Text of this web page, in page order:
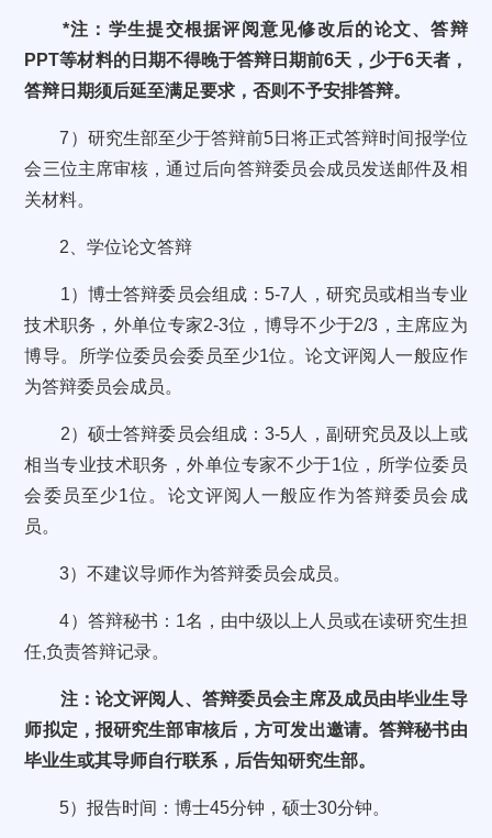
*注：学生提交根据评阅意见修改后的论文、答辩
PPT等材料的日期不得晚于答辩日期前6天，少于6天者，
答辩日期须后延至满足要求，否则不予安排答辩。
7）研究生部至少于答辩前5日将正式答辩时间报学位
会三位主席审核，通过后向答辩委员会成员发送邮件及相
关材料。
2、学位论文答辩
1）博士答辩委员会组成：5-7人，研究员或相当专业
技术职务，外单位专家2-3位，博导不少于2/3，主席应为
博导。所学位委员会委员至少1位。论文评阅人一般应作
为答辩委员会成员。
2）硕士答辩委员会组成：3-5人，副研究员及以上或
相当专业技术职务，外单位专家不少于1位，所学位委员
会委员至少1位。论文评阅人一般应作为答辩委员会成
员。
3）不建议导师作为答辩委员会成员。
4）答辩秘书：1名，由中级以上人员或在读研究生担
任,负责答辩记录。
注：论文评阅人、答辩委员会主席及成员由毕业生导
师拟定，报研究生部审核后，方可发出邀请。答辩秘书由
毕业生或其导师自行联系，后告知研究生部。
5）报告时间：博士45分钟，硕士30分钟。